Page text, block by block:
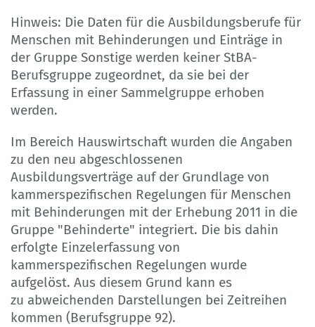
Hinweis: Die Daten für die Ausbildungsberufe für
Menschen mit Behinderungen und Einträge in
der Gruppe Sonstige werden keiner StBA-
Berufsgruppe zugeordnet, da sie bei der
Erfassung in einer Sammelgruppe erhoben
werden.
Im Bereich Hauswirtschaft wurden die Angaben
zu den neu abgeschlossenen
Ausbildungsverträge auf der Grundlage von
kammerspezifischen Regelungen für Menschen
mit Behinderungen mit der Erhebung 2011 in die
Gruppe "Behinderte" integriert. Die bis dahin
erfolgte Einzelerfassung von
kammerspezifischen Regelungen wurde
aufgelöst. Aus diesem Grund kann es
zu abweichenden Darstellungen bei Zeitreihen
kommen (Berufsgruppe 92).